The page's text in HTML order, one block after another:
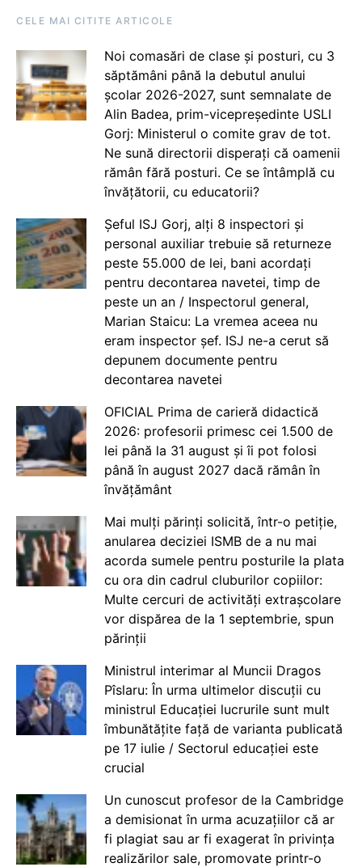
CELE MAI CITITE ARTICOLE
Noi comasări de clase și posturi, cu 3
săptămâni până la debutul anului
școlar 2026-2027, sunt semnalate de
Alin Badea, prim-vicepreședinte USLI
Gorj: Ministerul o comite grav de tot.
Ne sună directorii disperați că oamenii
rămân fără posturi. Ce se întâmplă cu
învățătorii, cu educatorii?
Șeful ISJ Gorj, alți 8 inspectori și
personal auxiliar trebuie să returneze
peste 55.000 de lei, bani acordați
pentru decontarea navetei, timp de
peste un an / Inspectorul general,
Marian Staicu: La vremea aceea nu
eram inspector șef. ISJ ne-a cerut să
depunem documente pentru
decontarea navetei
OFICIAL Prima de carieră didactică
2026: profesorii primesc cei 1.500 de
lei până la 31 august și îi pot folosi
până în august 2027 dacă rămân în
învățământ
Mai mulți părinți solicită, într-o petiție,
anularea deciziei ISMB de a nu mai
acorda sumele pentru posturile la plata
cu ora din cadrul cluburilor copiilor:
Multe cercuri de activități extrașcolare
vor dispărea de la 1 septembrie, spun
părinții
Ministrul interimar al Muncii Dragos
Pîslaru: În urma ultimelor discuții cu
ministrul Educației lucrurile sunt mult
îmbunătățite față de varianta publicată
pe 17 iulie / Sectorul educației este
crucial
Un cunoscut profesor de la Cambridge
a demisionat în urma acuzațiilor că ar
fi plagiat sau ar fi exagerat în privința
realizărilor sale, promovate printr-o